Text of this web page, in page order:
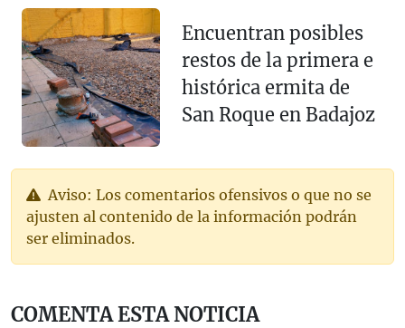
Encuentran posibles
restos de la primera e
histórica ermita de
San Roque en Badajoz
Aviso: Los comentarios ofensivos o que no se
ajusten al contenido de la información podrán
ser eliminados.
COMENTA ESTA NOTICIA